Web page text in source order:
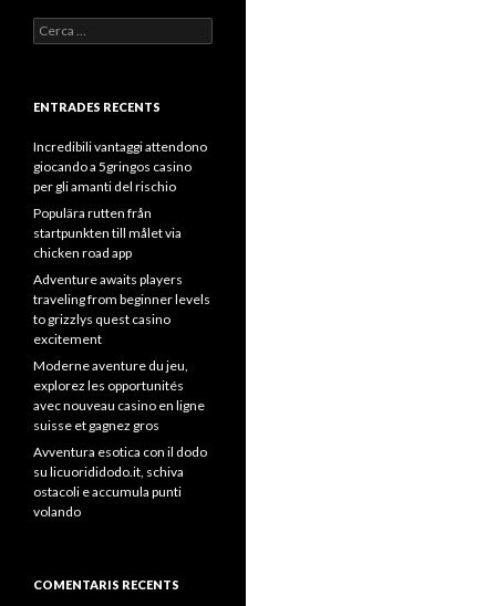
Cerca:
ENTRADES RECENTS
Incredibili vantaggi attendono
giocando a 5gringos casino
per gli amanti del rischio
Populära rutten från
startpunkten till målet via
chicken road app
Adventure awaits players
traveling from beginner levels
to grizzlys quest casino
excitement
Moderne aventure du jeu,
explorez les opportunités
avec nouveau casino en ligne
suisse et gagnez gros
Avventura esotica con il dodo
su licuorididodo.it, schiva
ostacoli e accumula punti
volando
COMENTARIS RECENTS